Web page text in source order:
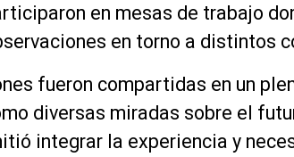
en mesas de trabajo
en torno a distintos
fueron compartidas en un
diversas miradas sobre el
integrar la experiencia y